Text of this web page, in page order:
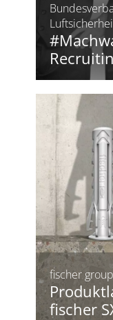
fischer group
fischer